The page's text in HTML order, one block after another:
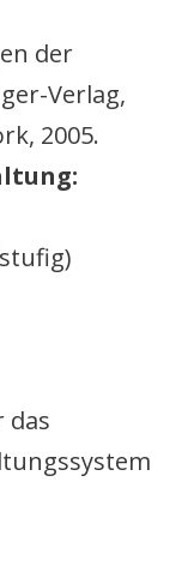
der
Verlag,
2005.
das